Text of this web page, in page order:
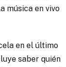
música en vivo
en el último
saber quién